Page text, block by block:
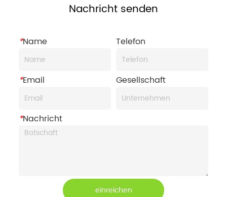
Nachricht senden
*Name Telefon
*Email Gesellschaft
*Nachricht
einreichen